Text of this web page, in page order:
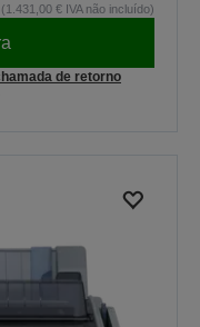
(1.431,00 € IVA não incluído)
de retorno